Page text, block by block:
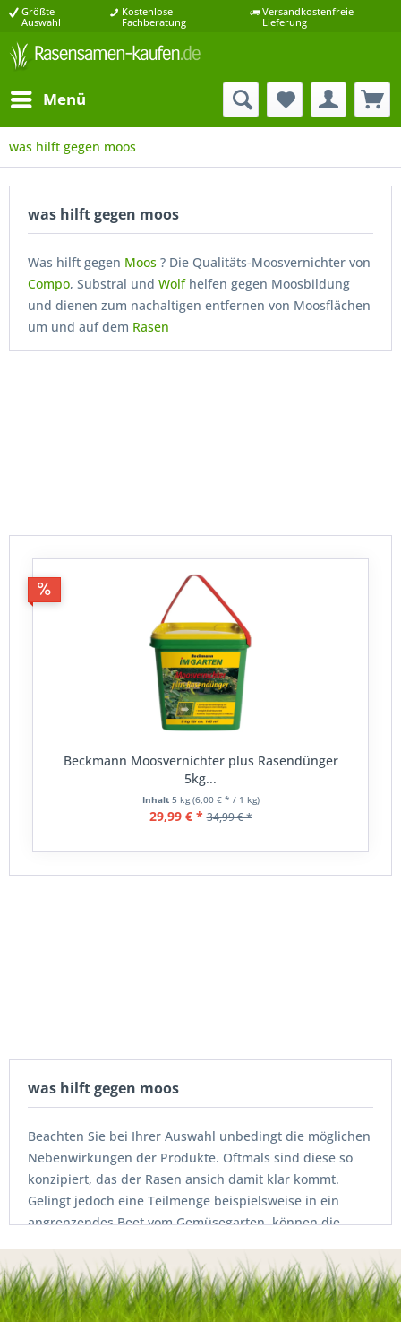
Größte
Auswahl
Kostenlose
Fachberatung
Versandkostenfreie
Lieferung
Menü
was hilft gegen moos
was hilft gegen moos
Was hilft gegen Moos ? Die Qualitäts-Moosvernichter von
Compo, Substral und Wolfhelfen gegen Moosbildung
und dienen zum nachaltigen entfernen von Moosflächen
um und auf dem Rasen
Beckmann Moosvernichter plus Rasendünger
5kg...
Inhalt 5 kg(6,00 € * / 1 kg)
29,99 € * 34,99 € *
was hilft gegen moos
Beachten Sie bei Ihrer Auswahl unbedingt die möglichen
Nebenwirkungen der Produkte. Oftmals sind diese so
konzipiert, das der Rasen ansich damit klar kommt.
Gelingt jedoch eine Teilmenge beispielsweise in ein
angrenzendes Beet vom Gemüsegarten, können die